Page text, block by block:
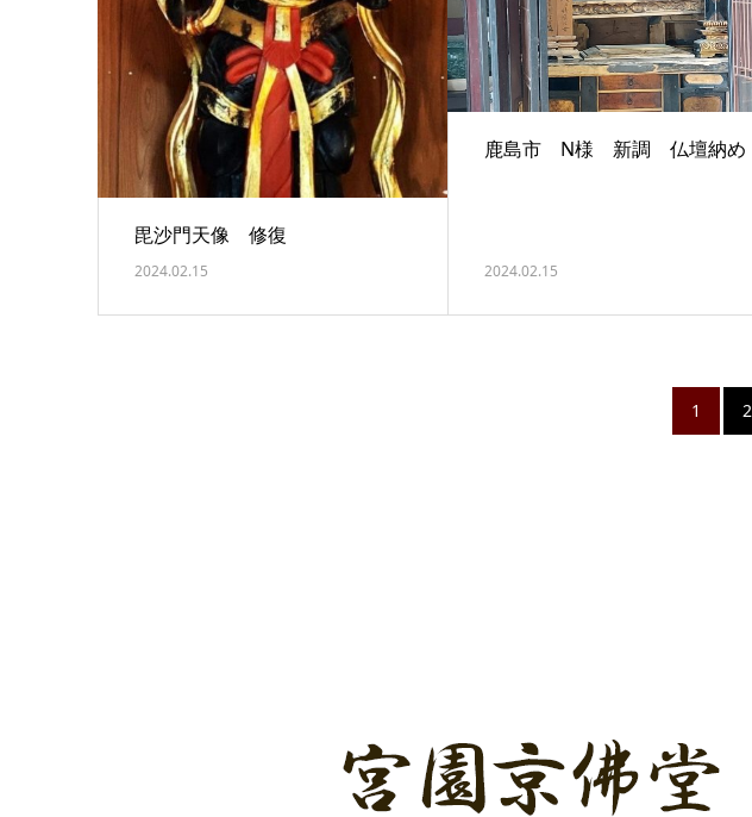
毘沙門天像 修復
2024.02.15
鹿島市 N様 新調 仏壇納め
2024.02.15
1 2